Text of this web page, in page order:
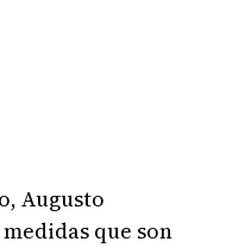
Augusto
que son